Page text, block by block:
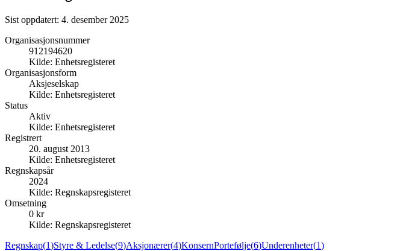
Sist oppdatert: 4. desember 2025
Organisasjonsnummer
912194620
Kilde: Enhetsregisteret
Organisasjonsform
Aksjeselskap
Kilde: Enhetsregisteret
Status
Aktiv
Kilde: Enhetsregisteret
Registrert
20. august 2013
Kilde: Enhetsregisteret
Regnskapsår
2024
Kilde: Regnskapsregisteret
Omsetning
0 kr
Kilde: Regnskapsregisteret
Regnskap(1)Styre & Ledelse(9)Aksjonærer(4)KonsernPortefølje(6)Underenheter(1)